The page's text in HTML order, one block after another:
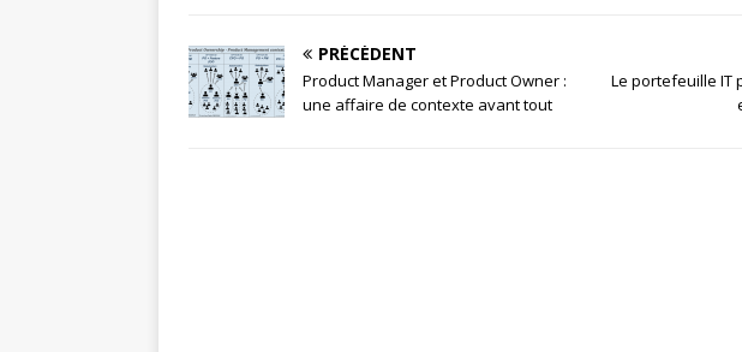
PRÉCÉDENT
Product Manager et Product Owner :
une affaire de contexte avant tout
Le portefeuille IT